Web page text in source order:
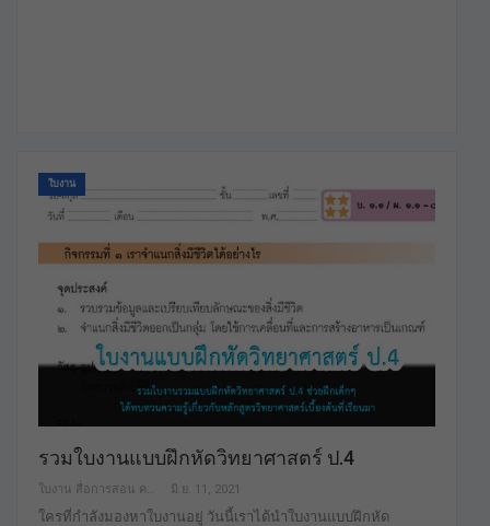
ใบงาน
รวมใบงานแบบฝึกหัดวิทยาศาสตร์ ป.4
มิ.ย. 11, 2021
ใครที่กำลังมองหาใบงานอยู่ วันนี้เราได้นำใบงานแบบฝึกหัด